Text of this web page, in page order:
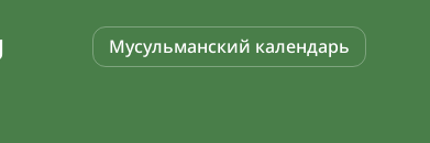
Мусульманский календарь